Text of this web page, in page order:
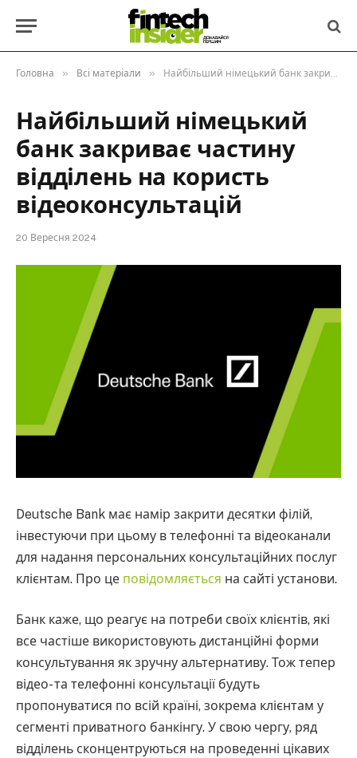
Головна » Всі матеріали » Найбільший німецький банк закриває частину відділень на користь відеоконсультацій
Найбільший німецький
банк закриває частину
відділень на користь
відеоконсультацій
20 Вересня 2024
Deutsche Bank має намір закрити десятки філій,
інвестуючи при цьому в телефонні та відеоканали
для надання персональних консультаційних послуг
клієнтам. Про це повідомляється на сайті установи.
Банк каже, що реагує на потреби своїх клієнтів, які
все частіше використовують дистанційні форми
консультування як зручну альтернативу. Тож тепер
відео- та телефонні консультації будуть
пропонуватися по всій країні, зокрема клієнтам у
сегменті приватного банкінгу. У свою чергу, ряд
відділень сконцентруються на проведенні цікавих